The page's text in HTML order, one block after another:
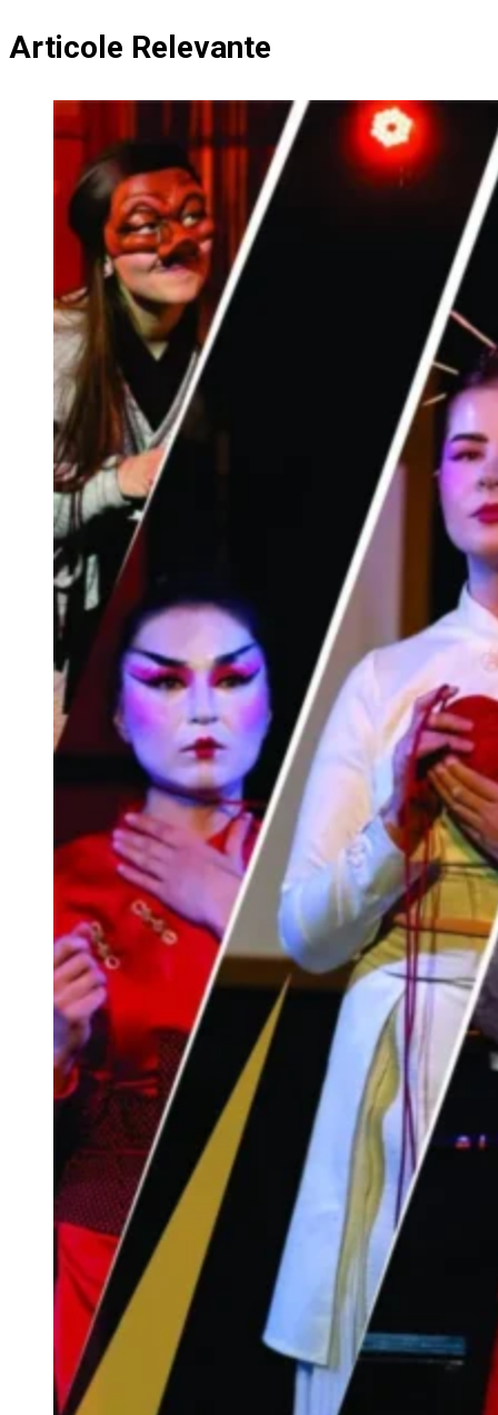
Articole Relevante